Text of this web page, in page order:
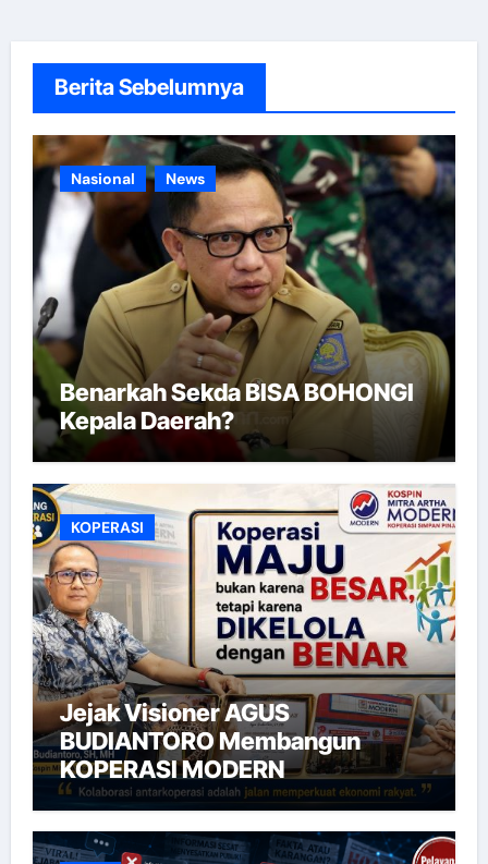
Berita Sebelumnya
Nasional News
Benarkah Sekda BISA BOHONGI
Kepala Daerah?
KOPERASI
Jejak Visioner AGUS
BUDIANTORO Membangun
KOPERASI MODERN